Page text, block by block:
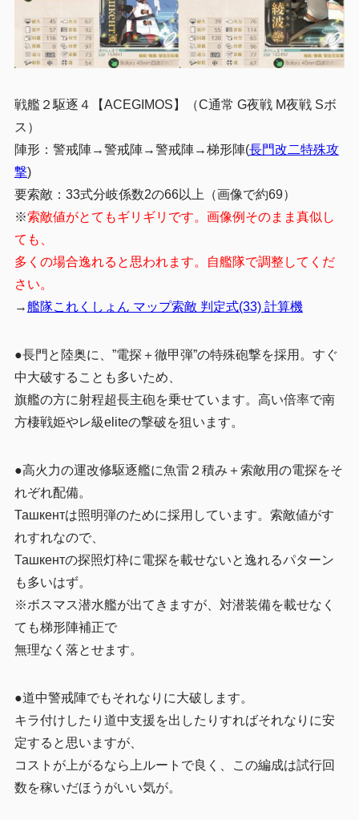
戦艦２駆逐４【ACEGIMOS】（C通常 G夜戦 M夜戦 Sボ
ス）
陣形：警戒陣→警戒陣→警戒陣→梯形陣(長門改二特殊攻
撃)
要索敵：33式分岐係数2の66以上（画像で約69）
※索敵値がとてもギリギリです。画像例そのまま真似し
ても、
多くの場合逸れると思われます。自艦隊で調整してくだ
さい。
→艦隊これくしょん マップ索敵 判定式(33) 計算機
●長門と陸奥に、”電探＋徹甲弾”の特殊砲撃を採用。すぐ
中大破することも多いため、
旗艦の方に射程超長主砲を乗せています。高い倍率で南
方棲戦姫やレ級eliteの撃破を狙います。
●高火力の運改修駆逐艦に魚雷２積み＋索敵用の電探をそ
れぞれ配備。
Ташкентは照明弾のために採用しています。索敵値がす
れすれなので、
Ташкентの探照灯枠に電探を載せないと逸れるパターン
も多いはず。
※ボスマス潜水艦が出てきますが、対潜装備を載せなく
ても梯形陣補正で
無理なく落とせます。
●道中警戒陣でもそれなりに大破します。
キラ付けしたり道中支援を出したりすればそれなりに安
定すると思いますが、
コストが上がるなら上ルートで良く、この編成は試行回
数を稼いだほうがいい気が。